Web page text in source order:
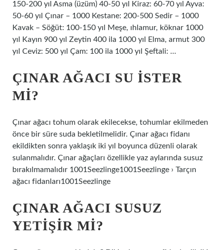
150-200 yıl Asma (üzüm) 40-50 yıl Kiraz: 60-70 yıl Ayva:
50-60 yıl Çınar – 1000 Kestane: 200-500 Sedir – 1000
Kavak – Söğüt: 100-150 yıl Meşe, ıhlamur, köknar 1000
yıl Kayın 900 yıl Zeytin 400 ila 1000 yıl Elma, armut 300
yıl Ceviz: 500 yıl Çam: 100 ila 1000 yıl Şeftali: …
ÇINAR AĞACI SU ISTER
MI?
Çınar ağacı tohum olarak ekilecekse, tohumlar ekilmeden
önce bir süre suda bekletilmelidir. Çınar ağacı fidanı
ekildikten sonra yaklaşık iki yıl boyunca düzenli olarak
sulanmalıdır. Çınar ağaçları özellikle yaz aylarında susuz
bırakılmamalıdır 1001Seezlinge1001Seezlinge › Tarçın
ağacı fidanları1001Seezlinge
ÇINAR AĞACI SUSUZ
YETIŞIR MI?